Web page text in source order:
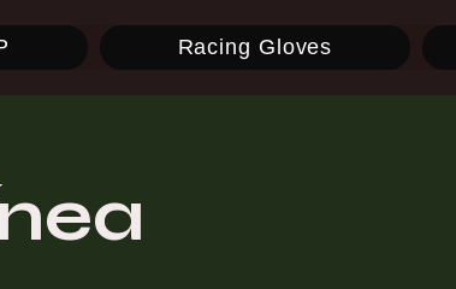
Racing Gloves